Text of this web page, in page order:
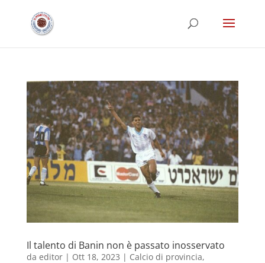
Il talento di Banin non è passato inosservato
da editor| Ott 18, 2023 | Calcio di provincia,